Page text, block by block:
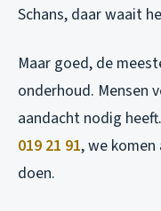
Schans, daar waait
Maar goed, de
onderhoud. Mensen
aandacht nodig heeft.
019 21 91, we
doen.